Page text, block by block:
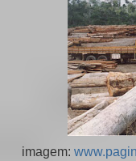
imagem: